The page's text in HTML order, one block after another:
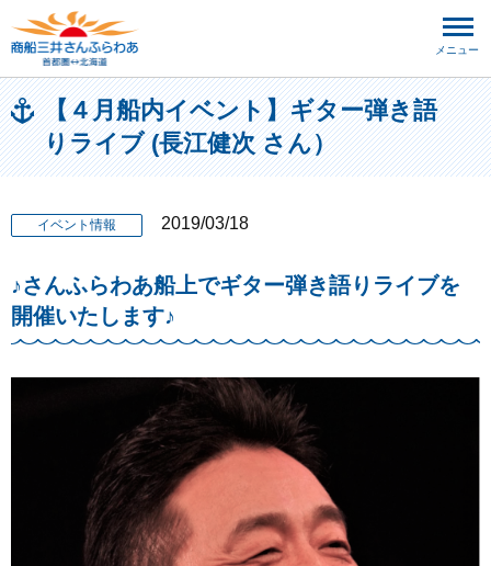
メニュー
【４月船内イベント】ギター弾き語
りライブ (長江健次 さん）
イベント情報 2019/03/18
♪さんふらわあ船上でギター弾き語りライブを
開催いたします♪